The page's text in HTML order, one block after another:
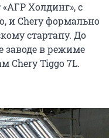
Холдинг», с
и Chery формально
стартапу. До
заводе в режиме
Chery Tiggo 7L.